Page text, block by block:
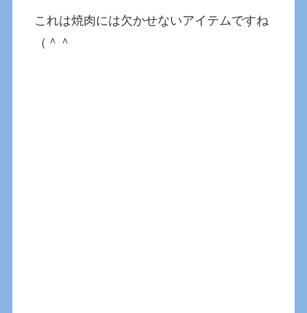
これは焼肉には欠かせないアイテムですね
（＾＾